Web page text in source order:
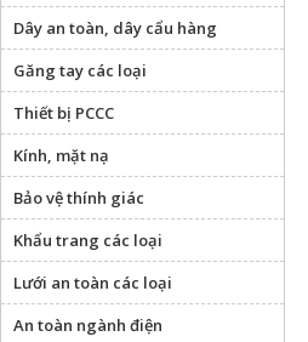
Dây an toàn, dây cẩu hàng
Găng tay các loại
Thiết bị PCCC
Kính, mặt nạ
Bảo vệ thính giác
Khẩu trang các loại
Lưới an toàn các loại
An toàn ngành điện